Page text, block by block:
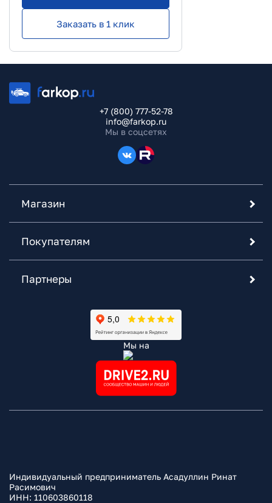
Заказать в 1 клик
+7 (800) 777-52-78
info@farkop.ru
Мы в соцсетях
Магазин
Покупателям
Партнеры
Мы на
Индивидуальный предприниматель Асадуллин Ринат
Расимович
ИНН: 110603860118